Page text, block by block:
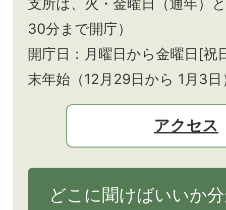
支所は、火・金曜日（通年）と
30分まで開庁）
開庁日：月曜日から金曜日[祝
末年始（12月29日から 1月3
アクセス
どこに聞けばいいか